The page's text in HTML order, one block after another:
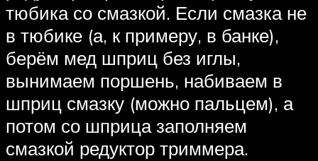
тюбика со смазкой. Если смазка не
в тюбике (а, к примеру, в банке),
берём мед шприц без иглы,
вынимаем поршень, набиваем в
шприц смазку (можно пальцем), а
потом со шприца заполняем
смазкой редуктор триммера.